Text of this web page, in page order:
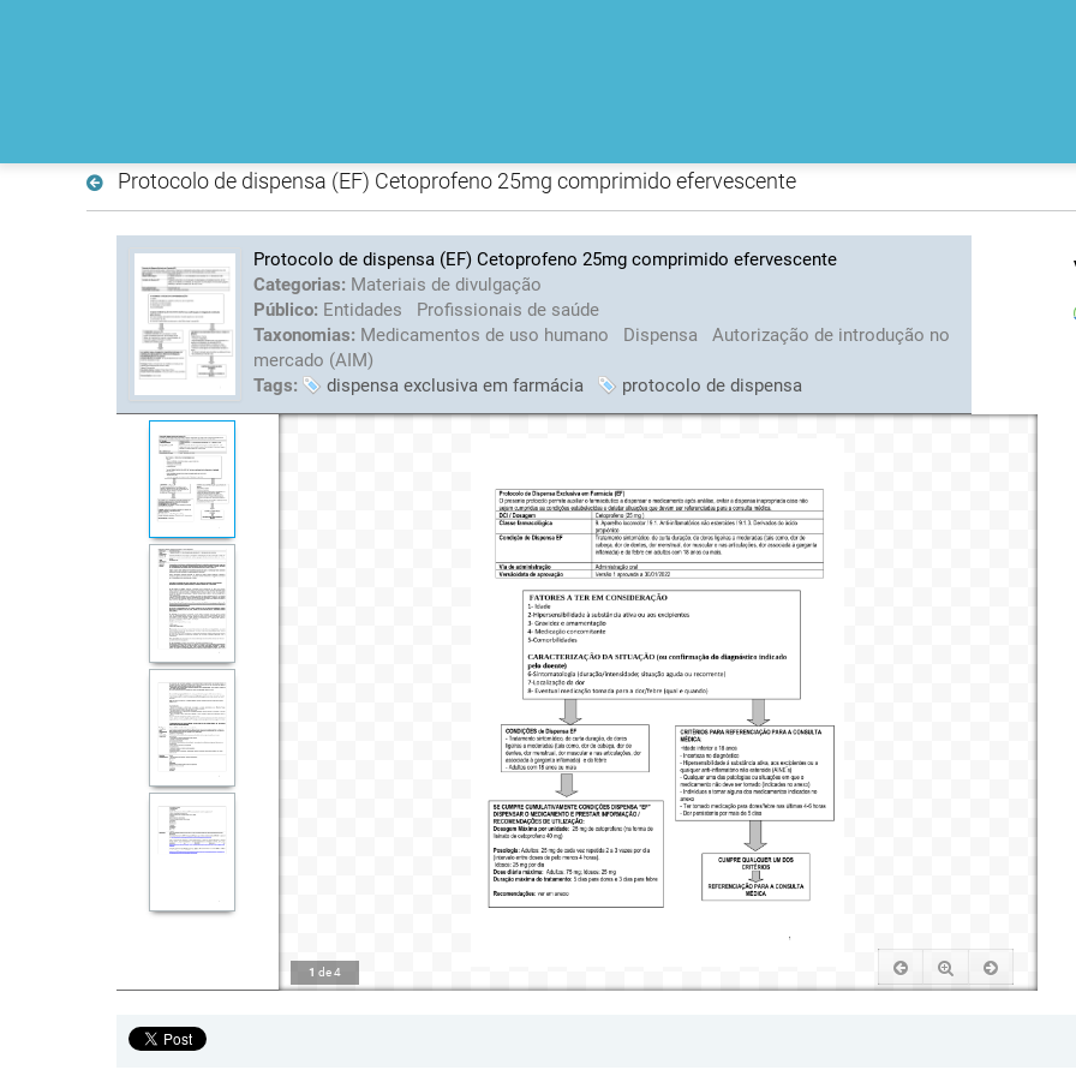
Protocolo de dispensa (EF) Cetoprofeno 25mg comprimido efervescente
Protocolo de dispensa (EF) Cetoprofeno 25mg comprimido efervescente
Categorias: Materiais de divulgação
Público: Entidades
Profissionais de saúde
Taxonomias: Medicamentos de uso humano Dispensa
Autorização de introdução no
mercado (AIM)
Tags:
dispensa exclusiva em farmácia protocolo de dispensa
1 de4